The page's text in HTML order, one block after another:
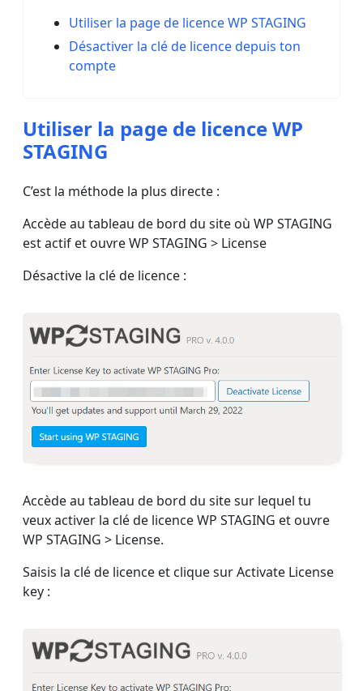
Utiliser la page de licence WP STAGING
Désactiver la clé de licence depuis ton
compte
Utiliser la page de licence WP
STAGING
C’est la méthode la plus directe :
Accède au tableau de bord du site où WP STAGING
est actif et ouvre WP STAGING > License
Désactive la clé de licence :
Accède au tableau de bord du site sur lequel tu
veux activer la clé de licence WP STAGING et ouvre
WP STAGING > License.
Saisis la clé de licence et clique sur Activate License
key :